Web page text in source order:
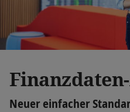
Neuer einfacher